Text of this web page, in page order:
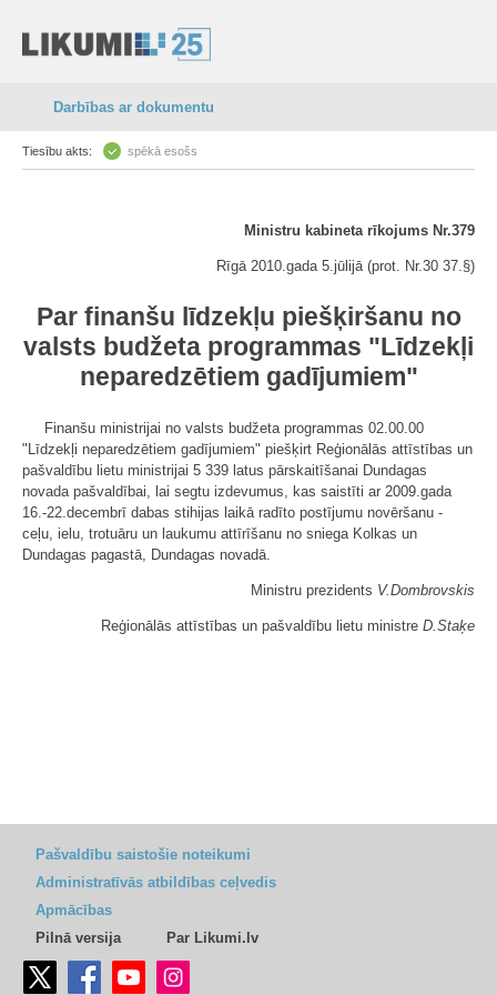
Darbības ar dokumentu
Tiesību akts: spēkā esošs
Ministru kabineta rīkojums Nr.379
Rīgā 2010.gada 5.jūlijā (prot. Nr.30 37.§)
Par finanšu līdzekļu piešķiršanu no
valsts budžeta programmas "Līdzekļi
neparedzētiem gadījumiem"
Finanšu ministrijai no valsts budžeta programmas 02.00.00
"Līdzekļi neparedzētiem gadījumiem" piešķirt Reģionālās attīstības un
pašvaldību lietu ministrijai 5 339 latus pārskaitīšanai Dundagas
novada pašvaldībai, lai segtu izdevumus, kas saistīti ar 2009.gada
16.-22.decembrī dabas stihijas laikā radīto postījumu novēršanu -
ceļu, ielu, trotuāru un laukumu attīrīšanu no sniega Kolkas un
Dundagas pagastā, Dundagas novadā.
Ministru prezidents V.Dombrovskis
Reģionālās attīstības un pašvaldību lietu ministre D.Staķe
Pašvaldību saistošie noteikumi
Administratīvās atbildības ceļvedis
Apmācības
Pilnā versija
Par Likumi.lv